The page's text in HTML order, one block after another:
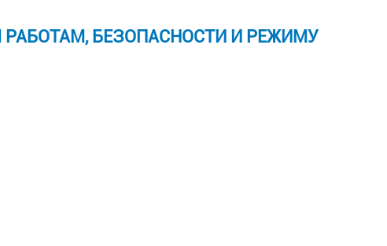
БЕЗОПАСНОСТИ И РЕЖИМУ